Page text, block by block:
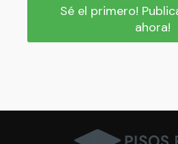
Sé el primero!
ahora!